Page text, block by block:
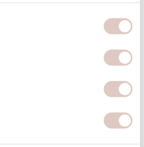
goed voor is
overgang
het leven van iedere vrouw